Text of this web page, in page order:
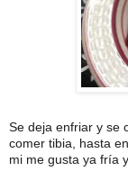
Se deja enfriar y se
comer tibia, hasta
mi me gusta ya fría